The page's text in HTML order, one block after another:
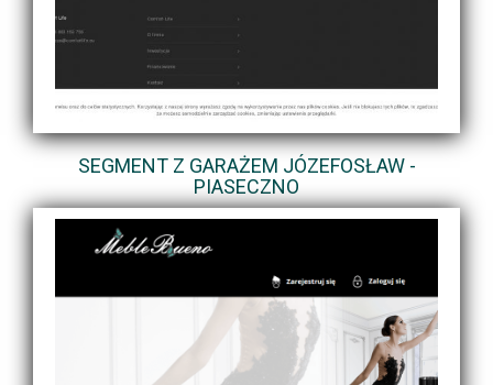
SEGMENT Z GARAŻEM JÓZEFOSŁAW -
PIASECZNO